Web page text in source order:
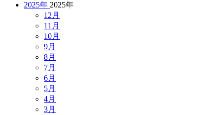
2025年 2025年
12月
11月
10月
9月
8月
7月
6月
5月
4月
3月